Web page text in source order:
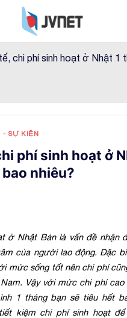
chi phí sinh hoạt ở Nhật 1
- SỰ KIỆN
phí sinh hoạt ở
nhiêu?
ở Nhật Bản là vấn đề nhận
của người lao động. Đặc
mức sống tốt nên chi phí
Vậy với mức chi phí cao
1 tháng bạn sẽ tiêu hết
kiệm chi phí sinh hoạt